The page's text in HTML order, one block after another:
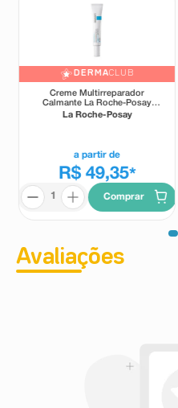
DERMACLUB
Creme Multirreparador
Calmante La Roche-Posay
Cicaplast Baume B5+ 20ml
La Roche-Posay
a partir de
R$ 49,35*
Comprar
Avaliações